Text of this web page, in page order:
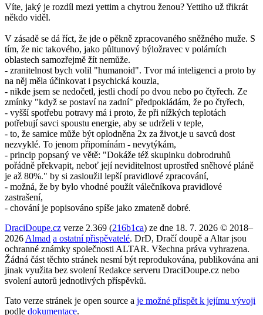
Víte, jaký je rozdíl mezi yettim a chytrou ženou? Yettiho už třikrát
někdo viděl.
V zásadě se dá říct, že jde o pěkně zpracovaného sněžného muže. S
tím, že nic takového, jako půltunový býložravec v polárních
oblastech samozřejmě žít nemůže.
- zranitelnost bych volil "humanoid". Tvor má inteligenci a proto by
na něj měla účinkovat i psychická kouzla,
- nikde jsem se nedočetl, jestli chodí po dvou nebo po čtyřech. Ze
zmínky "když se postaví na zadní" předpokládám, že po čtyřech,
- vyšší spotřebu potravy má i proto, že při nížkých teplotách
potřebují savci spoustu energie, aby se udrželi v teple,
- to, že samice může být oplodněna 2x za život,je u savců dost
nezvyklé. To jenom připomínám - nevytýkám,
- princip popsaný ve větě: "Dokáže též skupinku dobrodruhů
pořádně překvapit, neboť její neviditelnost uprostřed sněhové pláně
je až 80%." by si zasloužil lepší pravidlové zpracování,
- možná, že by bylo vhodné použít válečníkova pravidlové
zastrašení,
- chování je popisováno spíše jako zmateně dobré.
DraciDoupe.cz verze 2.369 (216b1ca) ze dne 18. 7. 2026 © 2018–
2026 Almad a ostatní přispěvatelé. DrD, Dračí doupě a Altar jsou
ochranné známky společnosti ALTAR. Všechna práva vyhrazena.
Žádná část těchto stránek nesmí být reprodukována, publikována ani
jinak využita bez svolení Redakce serveru DraciDoupe.cz nebo
svolení autorů jednotlivých příspěvků.
Tato verze stránek je open source a je možné přispět k jejímu vývoji
podle dokumentace.